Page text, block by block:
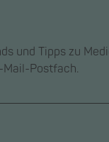
und Tipps zu
Postfach.